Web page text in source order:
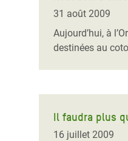
31 août 2009
Aujourd’hui, à
destinées au
Il faudra plus
16 juillet 2009